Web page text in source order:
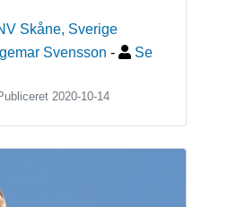
Skåne, Sverige
Svensson -
Se
2020-10-14